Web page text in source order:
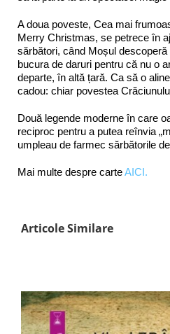
A doua poveste, Cea mai
Merry Christmas, se petrece în
sărbători, când Moșul
bucura de daruri pentru că nu o
departe, în altă țară. Ca să o
cadou: chiar povestea
Două legende moderne în care
reciproc pentru a putea reînvia
umpleau de farmec sărbătorile
Mai multe despre carteAICI.
Articole Similare